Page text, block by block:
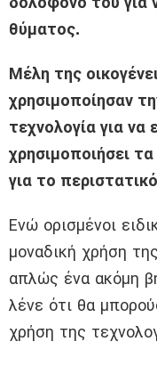
θύματος.
Μέλη της
χρησιμοποίησαν
τεχνολογία για
χρησιμοποιήσει τα
για το
Ενώ ορισμένοι
μοναδική χρήση
απλώς ένα ακόμη
λένε ότι θα
χρήση της